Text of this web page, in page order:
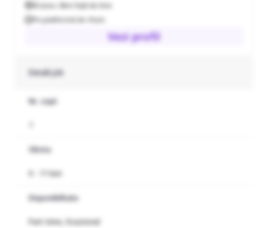
Brasov
0km față de tine
Pe platformă de 4 luni
Vezi profil
Detalii job
Nr. copii
Vârsta
0 - 11 luni
Disponibilitate
Part-time, Ocazional